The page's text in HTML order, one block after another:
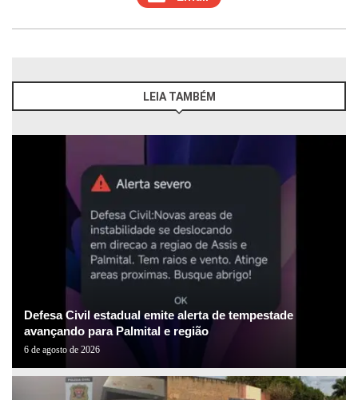
LEIA TAMBÉM
Defesa Civil estadual emite alerta de tempestade
avançando para Palmital e região
6 de agosto de 2026